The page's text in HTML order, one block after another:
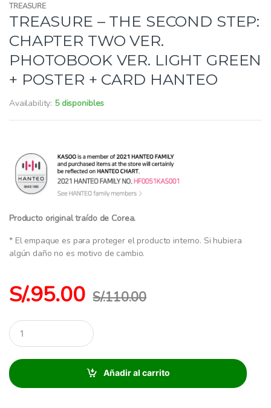
TREASURE
TREASURE – THE SECOND STEP:
CHAPTER TWO VER.
PHOTOBOOK VER. LIGHT GREEN
+ POSTER + CARD HANTEO
Availability: 5 disponibles
Producto original traído de Corea.
* El empaque es para proteger el producto interno. Si hubiera
algún daño no es motivo de cambio.
S/.95.00 S/.110.00
C
a
n
i
d
Añadir al carrito